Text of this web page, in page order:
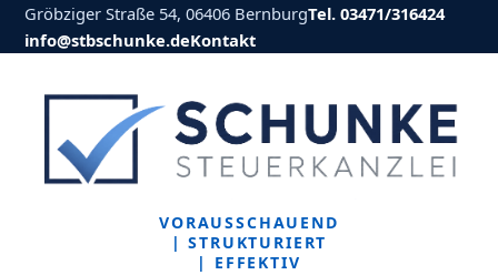
Gröbziger Straße 54, 06406 BernburgTel. 03471/316424
info@stbschunke.deKontakt
VORAUSSCHAUEND
| STRUKTURIERT
| EFFEKTIV